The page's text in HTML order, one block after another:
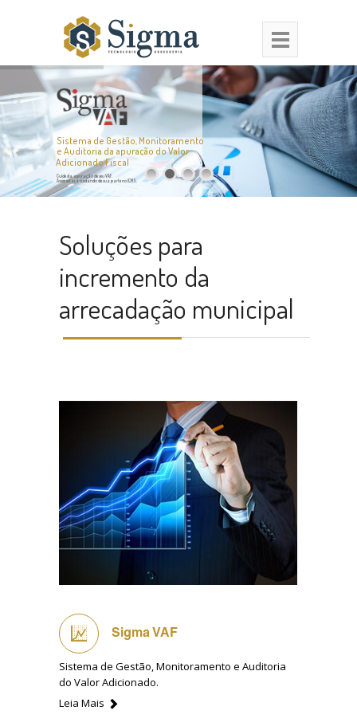
Sistema de Gestão, Monitoramento
e Auditoria da apuração do Valor
Cuide da apuração de seu VAF.
Adicionado Fiscal
Assim estará cuidando de sua parte no ICMS.
Soluções para
incremento da
arrecadação municipal
Sigma VAF
Sistema de Gestão, Monitoramento e Auditoria
do Valor Adicionado.
Leia Mais